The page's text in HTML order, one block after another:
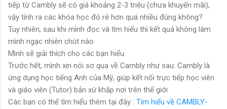
tiếp từ Cambly sẽ có giá khoảng 2-3 triệu (chưa khuyến mãi),
vậy tính ra các khóa học đó rẻ hơn quá nhiều đúng không?
Tuy nhiên, sau khi mình đọc và tìm hiểu thì kết quả không làm
mình ngạc nhiên chút nào
Mình sẽ giải thích cho các bạn hiểu
Trước hết, mình xin nói sơ qua về Cambly như sau: Cambly là
ứng dụng học tiếng Anh của Mỹ, giúp kết nối trực tiếp học viên
và giáo viên (Tutor) bản xứ khắp nơi trên thế giới
Các bạn có thể tìm hiểu thêm tại đây : Tìm hiểu về CAMBLY-